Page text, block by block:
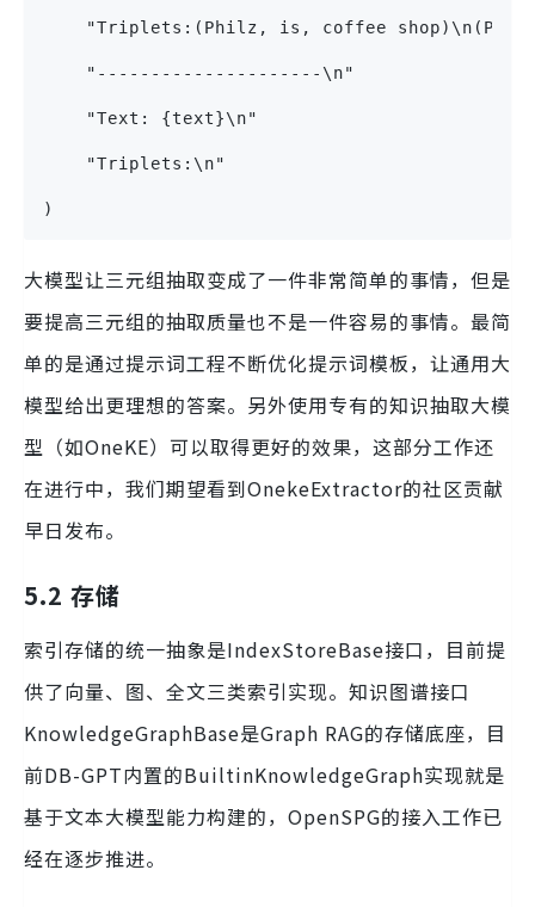
"Triplets:(Philz, is, coffee
    "---------------------\n"
    "Text: {text}\n"
    "Triplets:\n"
)
大模型让三元组抽取变成了一件非常简单的事情，但是
要提高三元组的抽取质量也不是一件容易的事情。最简
单的是通过提示词工程不断优化提示词模板，让通用大
模型给出更理想的答案。另外使用专有的知识抽取大模
型（如OneKE）可以取得更好的效果，这部分工作还
在进行中，我们期望看到OnekeExtractor的社区贡献
早日发布。
5.2 存储
索引存储的统一抽象是IndexStoreBase接口，目前提
供了向量、图、全文三类索引实现。知识图谱接口
KnowledgeGraphBase是Graph RAG的存储底座，目
前DB-GPT内置的BuiltinKnowledgeGraph实现就是
基于文本大模型能力构建的，OpenSPG的接入工作已
经在逐步推进。